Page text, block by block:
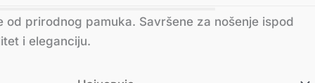
prirodnog pamuka. Savršene za nošenje ispod
i eleganciju.